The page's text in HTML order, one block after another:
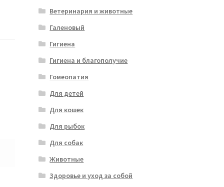
Ветеринария и животные
Галеновый
Гигиена
Гигиена и благополучие
Гомеопатия
Для детей
Для кошек
Для рыбок
Для собак
Животные
Здоровье и уход за собой